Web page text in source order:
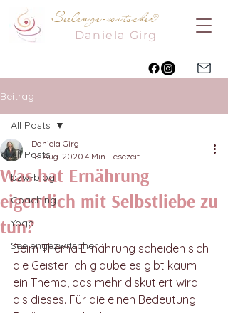
Seelengezwitscher
Daniela Girg
®
Beitrag
All Posts
bzw-blog
Coaching
Yoga
Seelengezwitscher
All Posts
Was hat Ernährung
eigentlich mit Selbstliebe zu
tun?
Daniela Girg
18. Aug. 2020 4 Min. Lesezeit
Beim Thema Ernährung scheiden sich
die Geister. Ich glaube es gibt kaum
ein Thema, das mehr diskutiert wird
als dieses. Für die einen Bedeutung